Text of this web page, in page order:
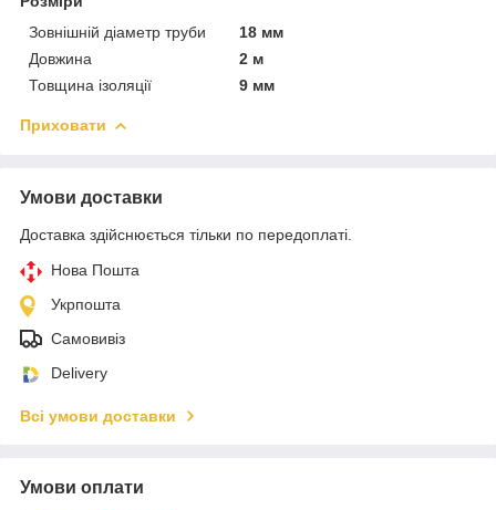
Зовнішній діаметр труби
18 мм
Довжина
2 м
Товщина ізоляції
9 мм
Приховати
Умови доставки
Доставка здійснюється тільки по передоплаті.
Нова Пошта
Укрпошта
Самовивіз
Delivery
Всі умови доставки
Умови оплати